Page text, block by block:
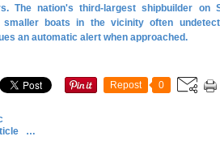
The nation's third-largest shipbuilder on
boats in the vicinity often
an automatic alert when approached.
Repost 0
…